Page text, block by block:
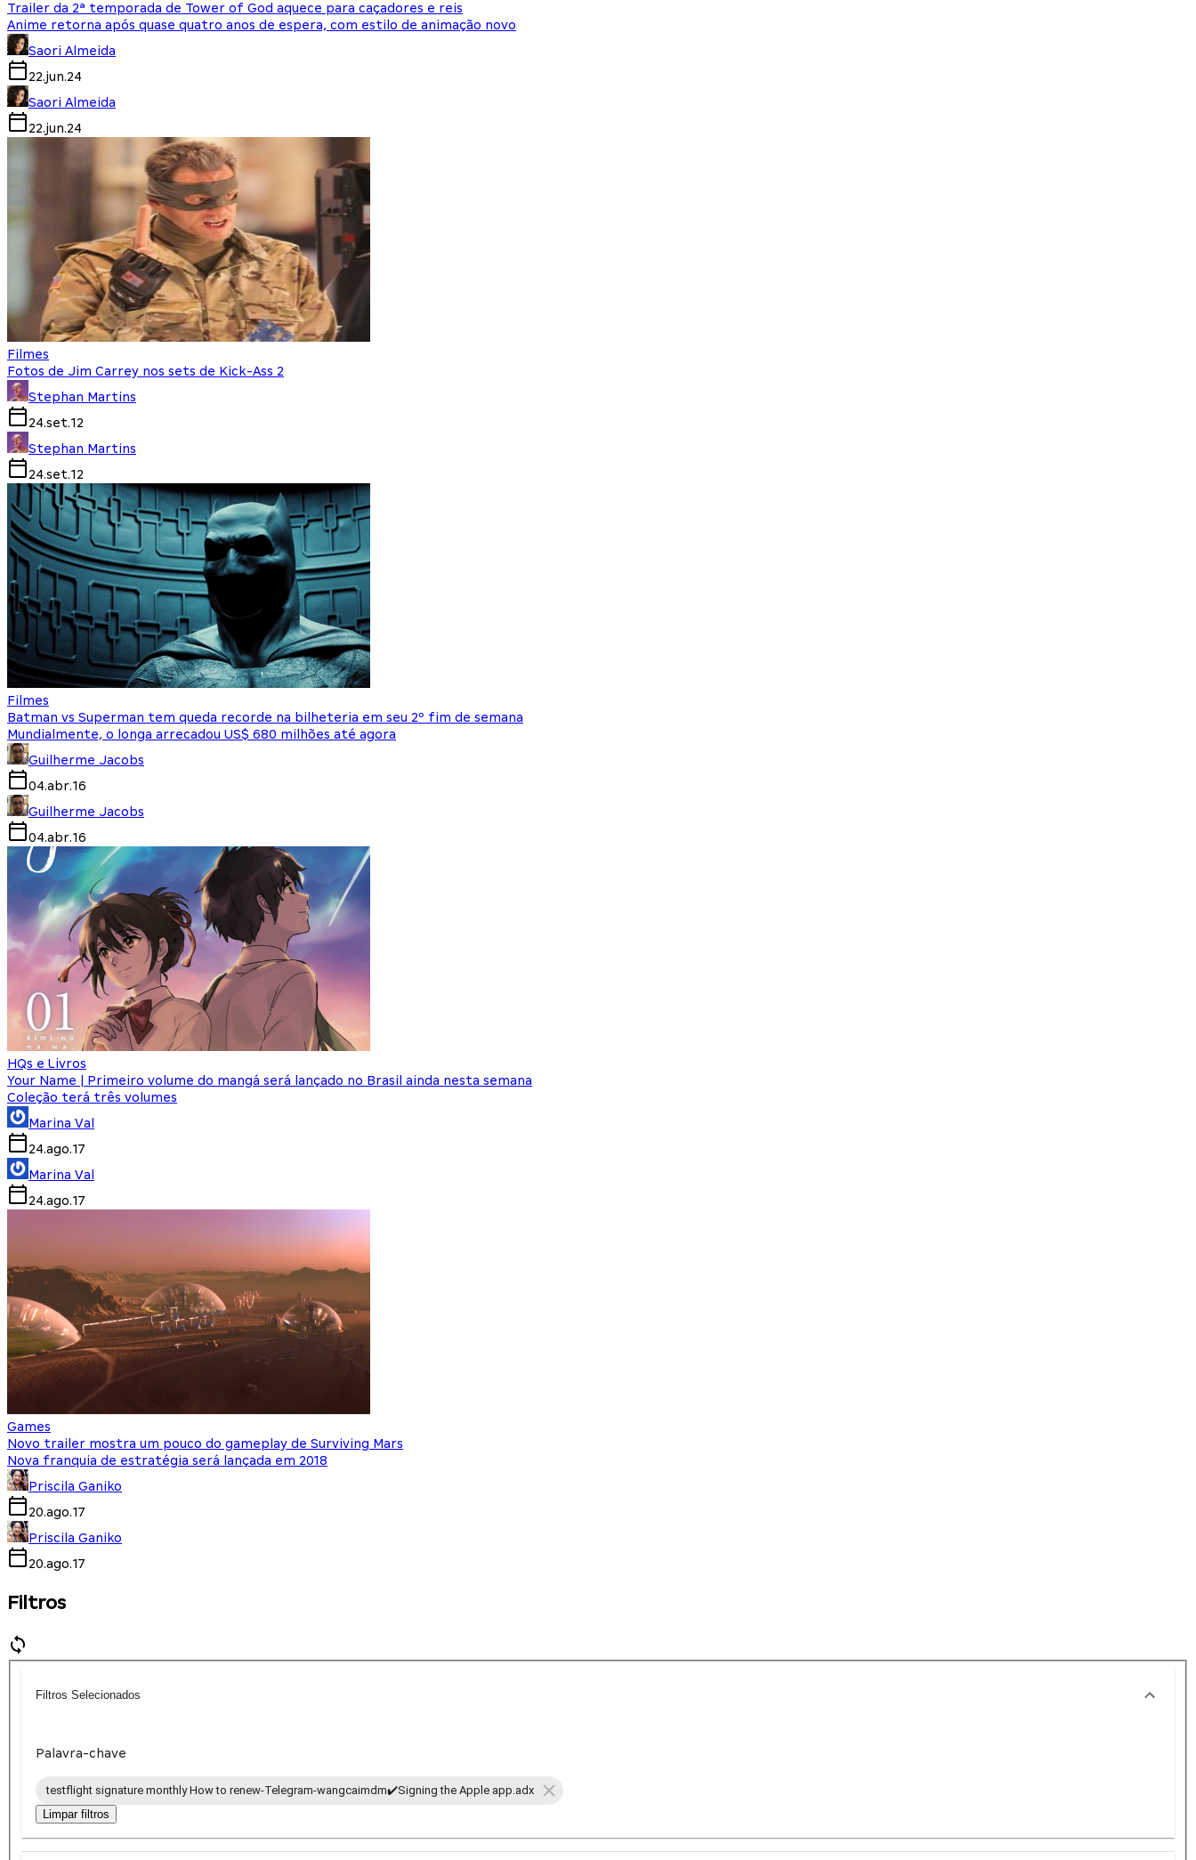
Trailer da 2ª temporada de Tower of God aquece para caçadores e reis
Anime retorna após quase quatro anos de espera, com estilo de animação novo
Saori Almeida
22.jun.24
Saori Almeida
22.jun.24
Filmes
Fotos de Jim Carrey nos sets de Kick-Ass 2
Stephan Martins
24.set.12
Stephan Martins
24.set.12
Filmes
Batman vs Superman tem queda recorde na bilheteria em seu 2º fim de semana
Mundialmente, o longa arrecadou US$ 680 milhões até agora
Guilherme Jacobs
04.abr.16
Guilherme Jacobs
04.abr.16
HQs e Livros
Your Name | Primeiro volume do mangá será lançado no Brasil ainda nesta semana
Coleção terá três volumes
Marina Val
24.ago.17
Marina Val
24.ago.17
Games
Novo trailer mostra um pouco do gameplay de Surviving Mars
Nova franquia de estratégia será lançada em 2018
Priscila Ganiko
20.ago.17
Priscila Ganiko
20.ago.17
Filtros
Filtros Selecionados
Palavra-chave
testflight signature monthly How to renew-Telegram-wangcaimdm✔️Signing the Apple app.adx
Limpar filtros